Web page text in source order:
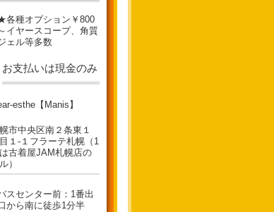
各種オプション￥800
イヤースコープ、角質
ェル等多数
お支払いは現金のみ
esthe【Manis】
市中央区南２条東１
１-１フラーテ札幌（1
古着屋JAM札幌店の
）
スセンター前：1番出
から南に徒歩1分半